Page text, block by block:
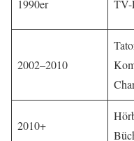
1990er TV-
2002–2010
2010+